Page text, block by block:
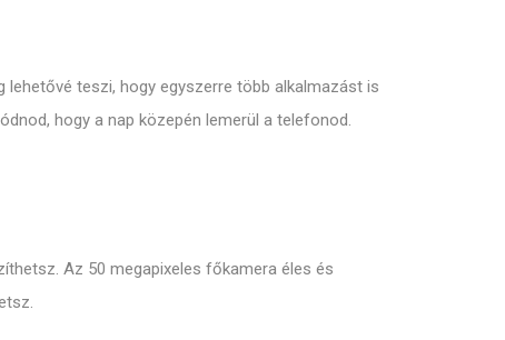
teszi, hogy egyszerre több alkalmazást is
hogy a nap közepén lemerül a telefonod.
Az 50 megapixeles főkamera éles és